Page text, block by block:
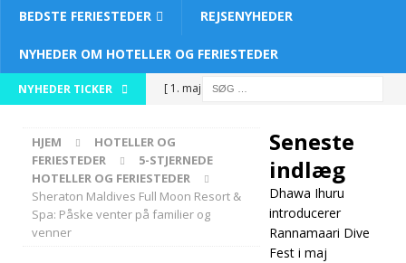
BEDSTE FERIESTEDER REJSENYHEDER
NYHEDER OM HOTELLER OG FERIESTEDER
NYHEDER TICKER
[ 1. maj 2026 ]
introducerer
Rannamaari
Dive Fest i maj
HJEM
HOTELLER OG
FERIESTEDER
5-STJERNEDE
HOTELLER OG FERIESTEDER
Sheraton Maldives Full Moon Resort &
Spa: Påske venter på familier og
venner
Seneste
indlæg
Dhawa Ihuru
introducerer
Rannamaari Dive
Fest i maj